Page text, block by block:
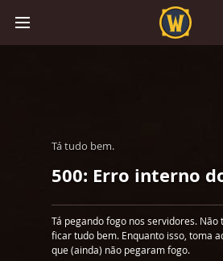
Tá tudo bem.
500: Erro interno
Tá pegando fogo nos servidores. Não
ficar tudo bem. Enquanto isso, toma
que (ainda) não pegaram fogo.